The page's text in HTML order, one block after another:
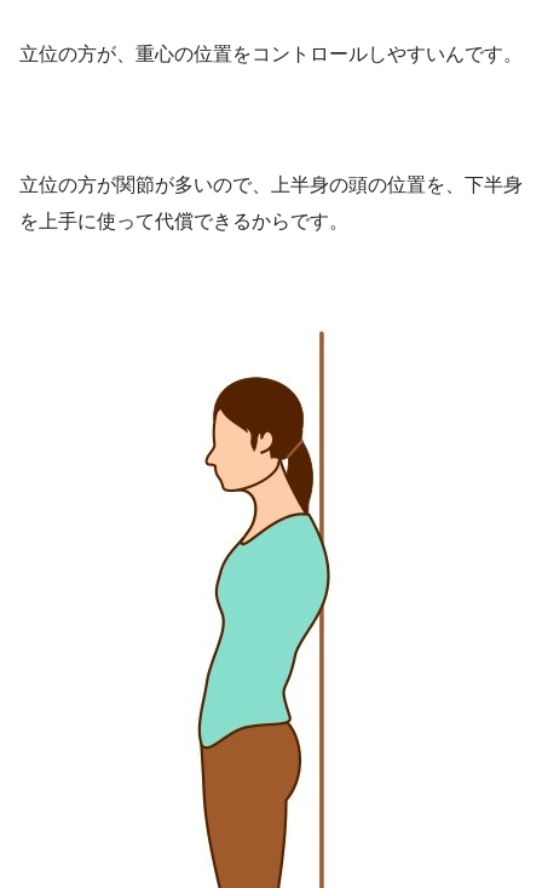
立位の方が、重心の位置をコントロールしやすいんです。
立位の方が関節が多いので、上半身の頭の位置を、下半身
を上手に使って代償できるからです。